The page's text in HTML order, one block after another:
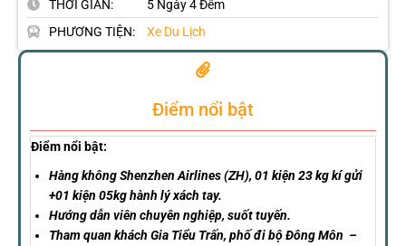
THỜI GIAN:
5 Ngày 4 Đêm
PHƯƠNG TIỆN:
Xe Du Lịch
Điểm nổi bật
Điểm nổi bật:
Hàng không Shenzhen Airlines (ZH), 01 kiện 23 kg kí gửi
+01 kiện 05kg hành lý xách tay.
Hướng dẫn viên chuyên nghiệp, suốt tuyến.
Tham quan khách Gia Tiểu Trấn, phố đi bộ Đông Môn –